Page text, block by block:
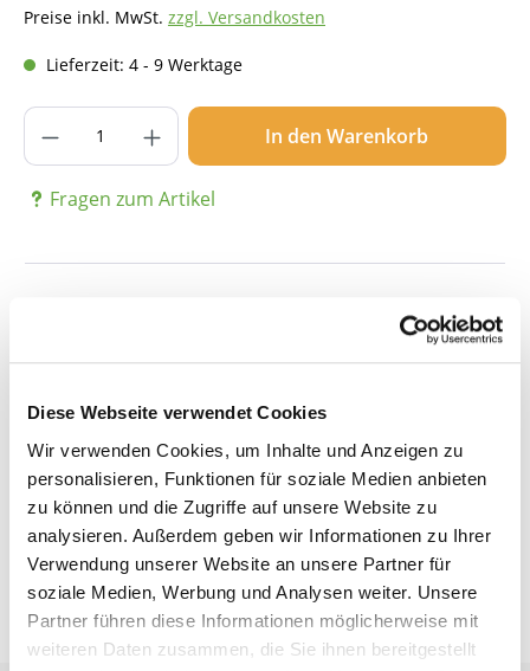
Diese Webseite verwendet Cookies
Wir verwenden Cookies, um Inhalte und Anzeigen zu
personalisieren, Funktionen für soziale Medien anbieten
zu können und die Zugriffe auf unsere Website zu
analysieren. Außerdem geben wir Informationen zu Ihrer
Verwendung unserer Website an unsere Partner für
soziale Medien, Werbung und Analysen weiter. Unsere
Partner führen diese Informationen möglicherweise mit
weiteren Daten zusammen, die Sie ihnen bereitgestellt
Preise inkl. MwSt. zzgl. Versandkosten
Lieferzeit: 4 - 9 Werktage
Produkt Anzahl: Gib den gewünschten
In den Warenkorb
Fragen zum Artikel
Bewertungen